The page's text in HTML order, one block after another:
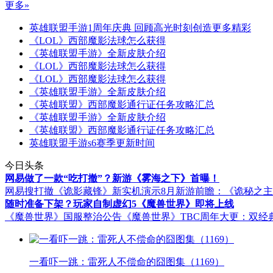
更多»
英雄联盟手游1周年庆典 回顾高光时刻创造更多精彩
《LOL》西部魔影法球怎么获得
《英雄联盟手游》全新皮肤介绍
《LOL》西部魔影法球怎么获得
《LOL》西部魔影法球怎么获得
《英雄联盟手游》全新皮肤介绍
《英雄联盟》西部魔影通行证任务攻略汇总
《英雄联盟手游》全新皮肤介绍
《英雄联盟》西部魔影通行证任务攻略汇总
英雄联盟手游s6赛季更新时间
今日头条
网易做了一款“吃打撤”？新游《雾海之下》首曝！
网易搜打撤《诡影藏锋》新实机演示8月新游前瞻：《诡秘之
随时准备下架？玩家自制虚幻5《魔兽世界》即将上线
《魔兽世界》国服整治公告 《魔兽世界》TBC周年大更：双经
一看吓一跳：雷死人不偿命的囧图集（1169）